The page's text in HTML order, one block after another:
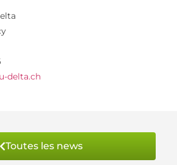
delta.ch
Toutes les news